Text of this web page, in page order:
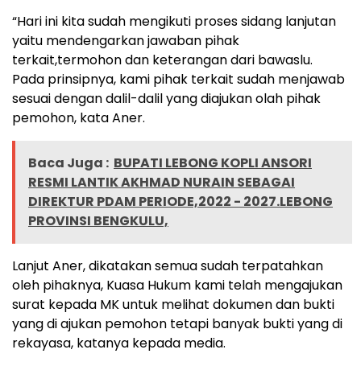
“Hari ini kita sudah mengikuti proses sidang lanjutan
yaitu mendengarkan jawaban pihak
terkait,termohon dan keterangan dari bawaslu.
Pada prinsipnya, kami pihak terkait sudah menjawab
sesuai dengan dalil-dalil yang diajukan olah pihak
pemohon, kata Aner.
Baca Juga : BUPATI LEBONG KOPLI ANSORI
RESMI LANTIK AKHMAD NURAIN SEBAGAI
DIREKTUR PDAM PERIODE,2022 - 2027.LEBONG
PROVINSI BENGKULU,
Lanjut Aner, dikatakan semua sudah terpatahkan
oleh pihaknya, Kuasa Hukum kami telah mengajukan
surat kepada MK untuk melihat dokumen dan bukti
yang di ajukan pemohon tetapi banyak bukti yang di
rekayasa, katanya kepada media.